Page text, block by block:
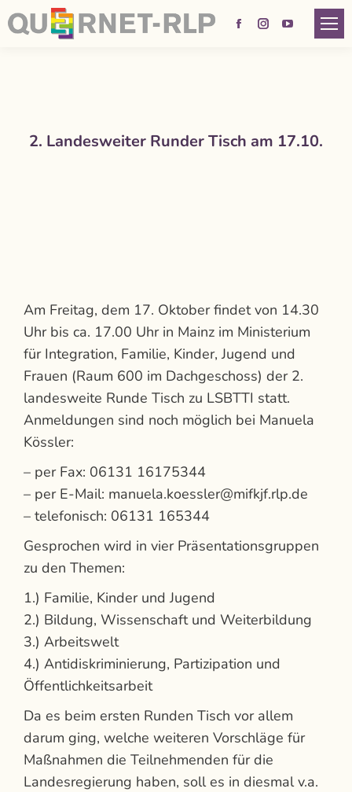
Facebook
window
Instagram
window
YouTube
window
2. Landesweiter Runder Tisch am 17.10.
Am Freitag, dem 17. Oktober findet von 14.30
Uhr bis ca. 17.00 Uhr in Mainz im Ministerium
für Integration, Familie, Kinder, Jugend und
Frauen (Raum 600 im Dachgeschoss) der 2.
landesweite Runde Tisch zu LSBTTI statt.
Anmeldungen sind noch möglich bei Manuela
Kössler:
– per Fax: 06131 16175344
– per E-Mail: manuela.koessler@mifkjf.rlp.de
– telefonisch: 06131 165344
Gesprochen wird in vier Präsentationsgruppen
zu den Themen:
1.) Familie, Kinder und Jugend
2.) Bildung, Wissenschaft und Weiterbildung
3.) Arbeitswelt
4.) Antidiskriminierung, Partizipation und
Öffentlichkeitsarbeit
Da es beim ersten Runden Tisch vor allem
darum ging, welche weiteren Vorschläge für
Maßnahmen die Teilnehmenden für die
Landesregierung haben, soll es in diesmal v.a.